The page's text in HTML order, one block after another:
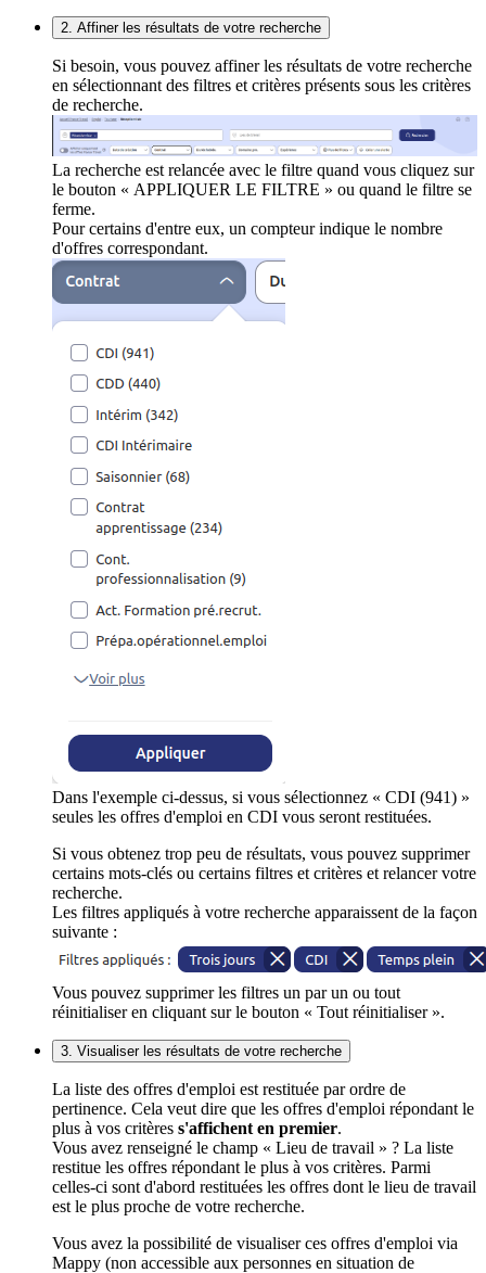
2. Affiner les résultats de votre recherche
Si besoin, vous pouvez affiner les résultats de votre recherche
en sélectionnant des filtres et critères présents sous les critères
de recherche.
La recherche est relancée avec le filtre quand vous cliquez sur
le bouton « APPLIQUER LE FILTRE » ou quand le filtre se
ferme.
Pour certains d'entre eux, un compteur indique le nombre
d'offres correspondant.
Dans l'exemple ci-dessus, si vous sélectionnez « CDI (941) »
seules les offres d'emploi en CDI vous seront restituées.
Si vous obtenez trop peu de résultats, vous pouvez supprimer
certains mots-clés ou certains filtres et critères et relancer votre
recherche.
Les filtres appliqués à votre recherche apparaissent de la façon
suivante :
Vous pouvez supprimer les filtres un par un ou tout
réinitialiser en cliquant sur le bouton « Tout réinitialiser ».
3. Visualiser les résultats de votre recherche
La liste des offres d'emploi est restituée par ordre de
pertinence. Cela veut dire que les offres d'emploi répondant le
plus à vos critères s'affichent en premier.
Vous avez renseigné le champ « Lieu de travail » ? La liste
restitue les offres répondant le plus à vos critères. Parmi
celles-ci sont d'abord restituées les offres dont le lieu de travail
est le plus proche de votre recherche.
Vous avez la possibilité de visualiser ces offres d'emploi via
Mappy (non accessible aux personnes en situation de